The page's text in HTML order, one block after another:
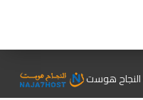
النجاح هوست